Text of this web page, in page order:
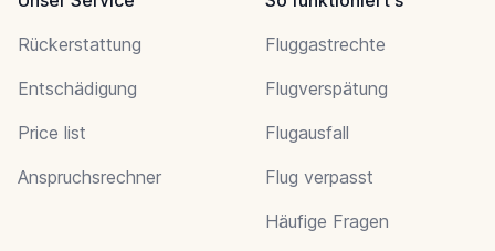
Rückerstattung
Entschädigung
Price list
Anspruchsrechner
Fluggastrechte
Flugverspätung
Flugausfall
Flug verpasst
Häufige Fragen